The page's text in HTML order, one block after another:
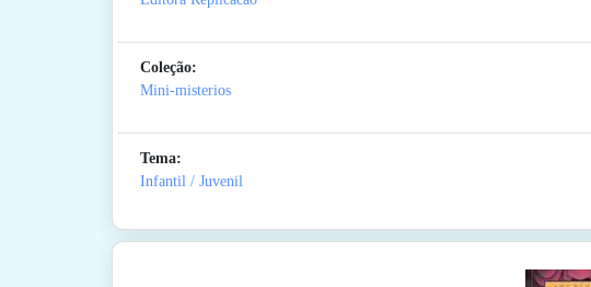
Coleção:
Mini-misterios
Tema:
Infantil / Juvenil